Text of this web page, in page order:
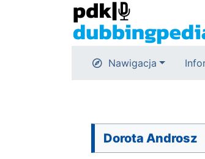
Nawigacja
Dorota Androsz